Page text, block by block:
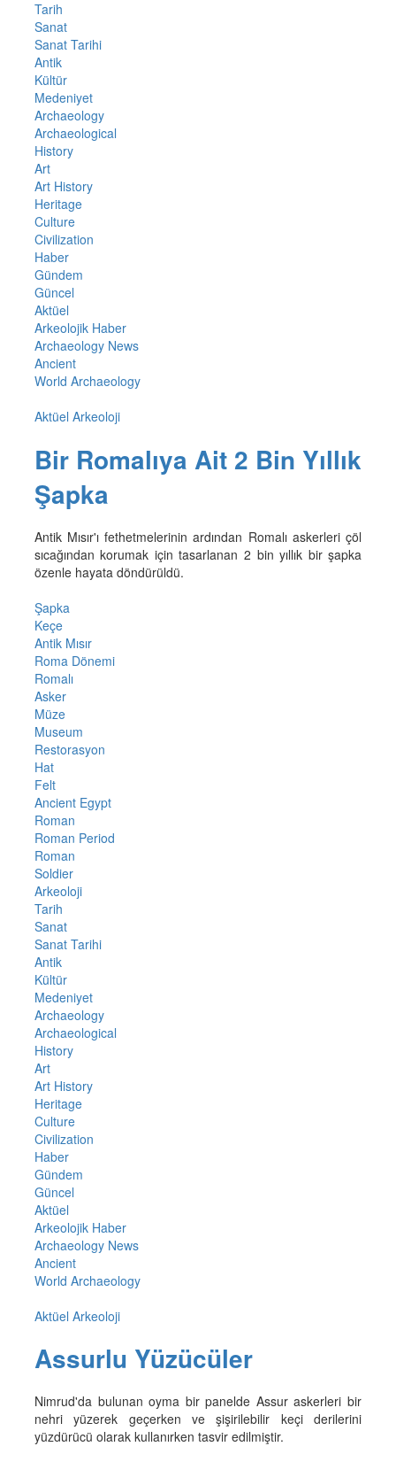
Tarih
Sanat
Sanat Tarihi
Antik
Kültür
Medeniyet
Archaeology
Archaeological
History
Art
Art History
Heritage
Culture
Civilization
Haber
Gündem
Güncel
Aktüel
Arkeolojik Haber
Archaeology News
Ancient
World Archaeology
Aktüel Arkeoloji
Bir Romalıya Ait 2 Bin Yıllık
Şapka
Antik Mısır'ı fethetmelerinin ardından Romalı askerleri çöl
sıcağından korumak için tasarlanan 2 bin yıllık bir şapka
özenle hayata döndürüldü.
Şapka
Keçe
Antik Mısır
Roma Dönemi
Romalı
Asker
Müze
Museum
Restorasyon
Hat
Felt
Ancient Egypt
Roman
Roman Period
Roman
Soldier
Arkeoloji
Tarih
Sanat
Sanat Tarihi
Antik
Kültür
Medeniyet
Archaeology
Archaeological
History
Art
Art History
Heritage
Culture
Civilization
Haber
Gündem
Güncel
Aktüel
Arkeolojik Haber
Archaeology News
Ancient
World Archaeology
Aktüel Arkeoloji
Assurlu Yüzücüler
Nimrud'da bulunan oyma bir panelde Assur askerleri bir
nehri yüzerek geçerken ve şişirilebilir keçi derilerini
yüzdürücü olarak kullanırken tasvir edilmiştir.